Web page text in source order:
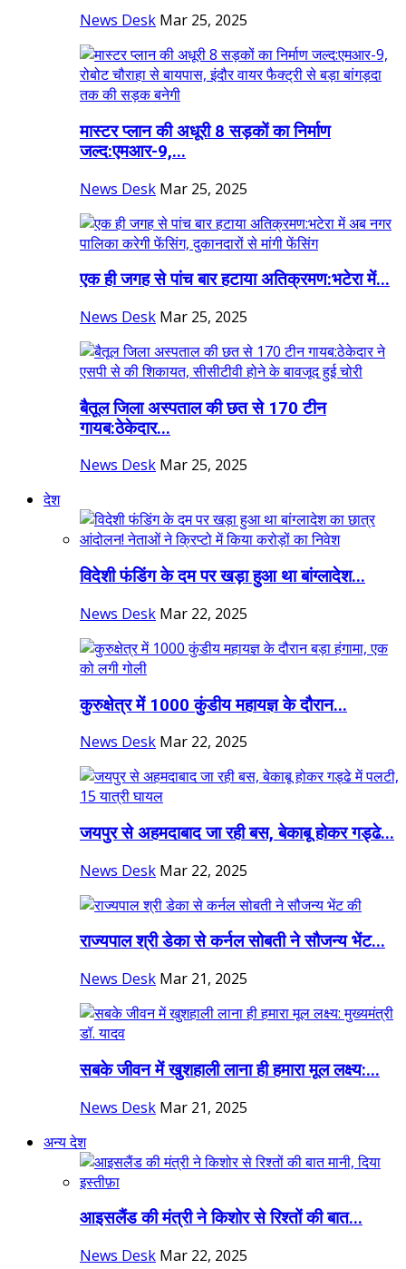
News Desk Mar 25, 2025
मास्टर प्लान की अधूरी 8 सड़कों का निर्माण
जल्द:एमआर-9,...
News Desk Mar 25, 2025
एक ही जगह से पांच बार हटाया अतिक्रमण:भटेरा में...
News Desk Mar 25, 2025
बैतूल जिला अस्पताल की छत से 170 टीन
गायब:ठेकेदार...
News Desk Mar 25, 2025
देश
विदेशी फंडिंग के दम पर खड़ा हुआ था बांग्लादेश...
News Desk Mar 22, 2025
कुरुक्षेत्र में 1000 कुंडीय महायज्ञ के दौरान...
News Desk Mar 22, 2025
जयपुर से अहमदाबाद जा रही बस, बेकाबू होकर गड्ढे...
News Desk Mar 22, 2025
राज्यपाल श्री डेका से कर्नल सोबती ने सौजन्य भेंट...
News Desk Mar 21, 2025
सबके जीवन में खुशहाली लाना ही हमारा मूल लक्ष्य:...
News Desk Mar 21, 2025
अन्य देश
आइसलैंड की मंत्री ने किशोर से रिश्तों की बात...
News Desk Mar 22, 2025